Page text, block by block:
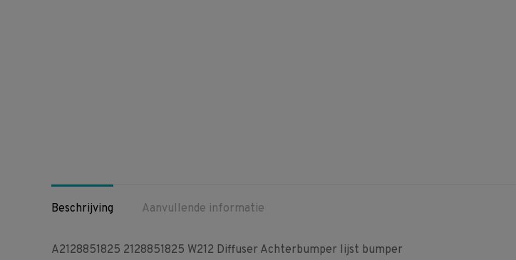
Beschrijving
Aanvullende informatie
A2128851825 2128851825 W212 Diffuser Achterbumper lijst bumper